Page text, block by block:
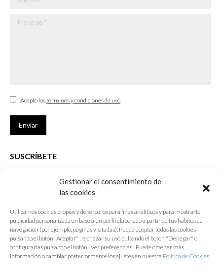
Gestionar el consentimiento de
las cookies
Utilizamos cookies propias y de terceros para fines analíticos y para mostrarte
publicidad personalizada en base a un perfil elaborado a partir de tus hábitos de
navegación (por ejemplo, páginas visitadas). Puede aceptar todas las cookies
pulsando el botón "Aceptar" , rechazar su uso pulsando el botón "Denegar" o
configurarlas pulsando el botón “Ver preferencias”. Puede obtener más
información o cambiar posteriormente los ajustes en nuestra Política de Cookies.
Mensaje *
Acepto lostérminos y condiciones de uso
Enviar
SUSCRÍBETE
que desarrolla el Colegio de Arquitectos de Cádiz
E-mail *
Acepto lostérminos y condiciones de uso